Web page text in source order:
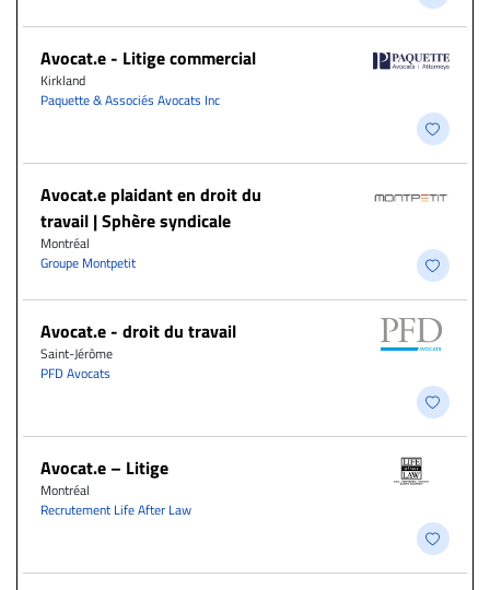
Avocat.e - Litige commercial
Kirkland
Paquette & Associés Avocats Inc
Avocat.e plaidant en droit du
travail | Sphère syndicale
Montréal
Groupe Montpetit
Avocat.e - droit du travail
Saint-Jérôme
PFD Avocats
Avocat.e – Litige
Montréal
Recrutement Life After Law